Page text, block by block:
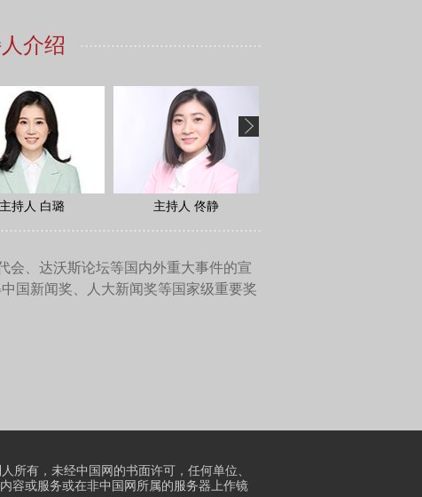
如何影响温室气体排放，从而
来减少碳足迹。
足迹。因此，世界遗产（的保
子，既是世界文化遗产，又是世
到这些历史古迹和与我们共存
则，以及采取行动减少水足迹
联合国作为一个整体努力追求